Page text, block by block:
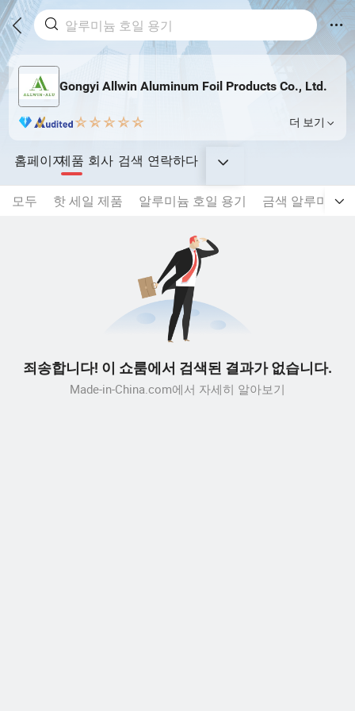
Gongyi Allwin Aluminum Foil Products Co., Ltd.
더 보기
홈페이지제품 회사 검색 연락하다
모두 핫 세일 제품 알루미늄 호일 용기 금색 알루미늄
죄송합니다! 이 쇼룸에서 검색된 결과가 없습니다.
Made-in-China.com에서 자세히 알아보기